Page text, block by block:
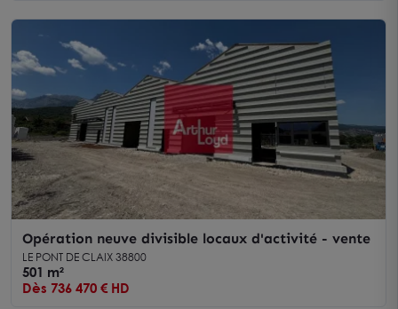
Opération neuve divisible locaux d'activité - vente
LE PONT DE CLAIX 38800
501 m²
Dès 736 470 € HD